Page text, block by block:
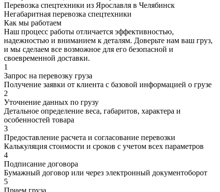
Перевозка спецтехники из Ярославля в Челябинск
Негабаритная перевозка спецтехники
Как мы работаем
Наш процесс работы отличается эффективностью,
надежностью и вниманием к деталям. Доверьте нам ваш груз,
и мы сделаем все возможное для его безопасной и
своевременной доставки.
1
Запрос на перевозку груза
Получение заявки от клиента с базовой информацией о грузе
2
Уточнение данных по грузу
Детальное определение веса, габаритов, характера и
особенностей товара
3
Предоставление расчета и согласование перевозки
Калькуляция стоимости и сроков с учетом всех параметров
4
Подписание договора
Бумажный договор или через электронный документоборот
5
Прием груза